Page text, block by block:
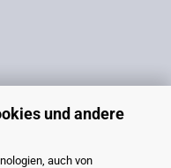
und andere
auch von